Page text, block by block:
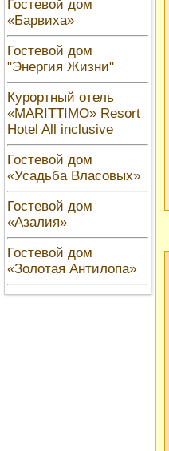
Гостевой дом
«Барвиха»
Гостевой дом
"Энергия Жизни"
Курортный отель
«MARITTIMO» Resort
Hotel All inclusive
Гостевой дом
«Усадьба Власовых»
Гостевой дом
«Азалия»
Гостевой дом
«Золотая Антилопа»